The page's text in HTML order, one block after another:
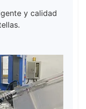
y calidad